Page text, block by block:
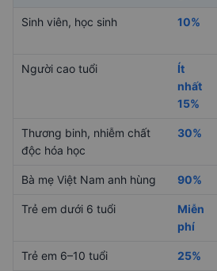
Sinh viên, học sinh 10%
Người cao tuổi
Ít
nhất
15%
Thương binh, nhiễm chất
độc hóa học
30%
Bà mẹ Việt Nam anh hùng 90%
Trẻ em dưới 6 tuổi
Miễn
phí
Trẻ em 6–10 tuổi 25%